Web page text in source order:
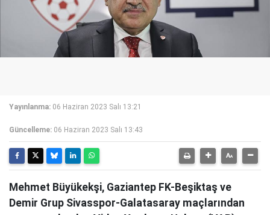
Yayınlanma: 06 Haziran 2023 Salı 13:21
Güncelleme: 06 Haziran 2023 Salı 13:43
Mehmet Büyükekşi, Gaziantep FK-Beşiktaş ve
Demir Grup Sivasspor-Galatasaray maçlarından